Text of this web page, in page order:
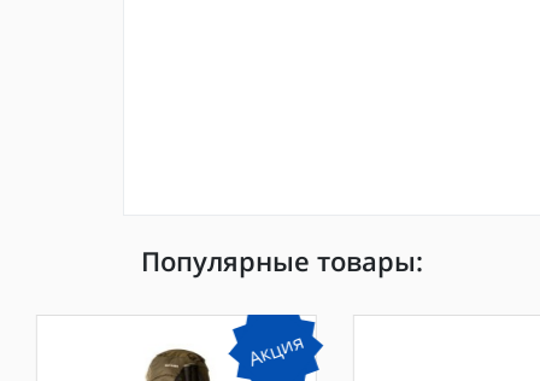
Популярные товары:
Акция